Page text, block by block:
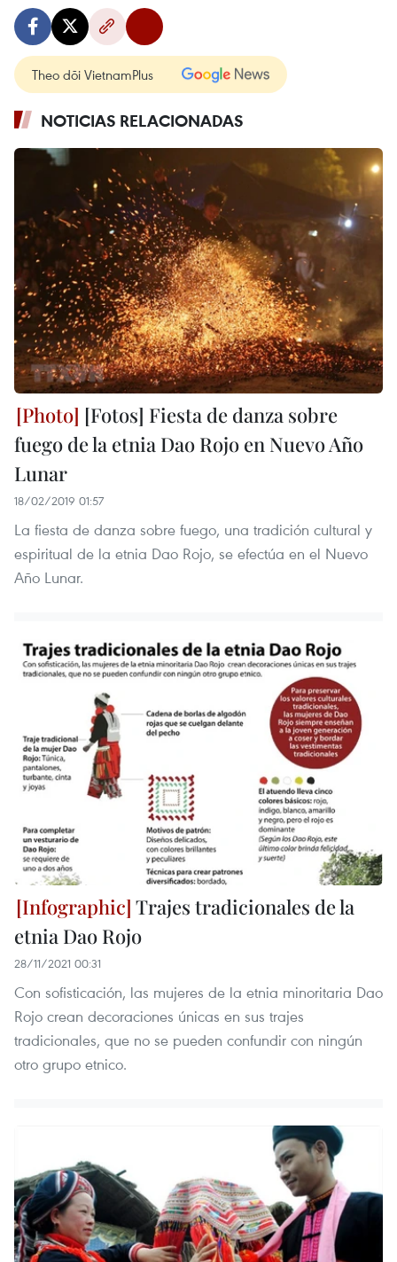
Theo dõi VietnamPlus
NOTICIAS RELACIONADAS
[Fotos] Fiesta de danza sobre
fuego de la etnia Dao Rojo en Nuevo Año
Lunar
18/02/2019 01:57
La fiesta de danza sobre fuego, una tradición cultural y
espiritual de la etnia Dao Rojo, se efectúa en el Nuevo
Año Lunar.
Trajes tradicionales de la
etnia Dao Rojo
28/11/2021 00:31
Con sofisticación, las mujeres de la etnia minoritaria Dao
Rojo crean decoraciones únicas en sus trajes
tradicionales, que no se pueden confundir con ningún
otro grupo etnico.